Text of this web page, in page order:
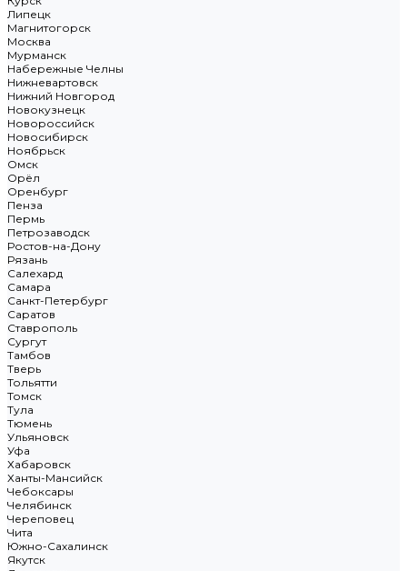
Липецк
Магнитогорск
Москва
Мурманск
Набережные Челны
Нижневартовск
Нижний Новгород
Новокузнецк
Новороссийск
Новосибирск
Ноябрьск
Омск
Орёл
Оренбург
Пенза
Пермь
Петрозаводск
Ростов-на-Дону
Рязань
Салехард
Самара
Санкт-Петербург
Саратов
Ставрополь
Сургут
Тамбов
Тверь
Тольятти
Томск
Тула
Тюмень
Ульяновск
Уфа
Хабаровск
Ханты-Мансийск
Чебоксары
Челябинск
Череповец
Чита
Южно-Сахалинск
Якутск